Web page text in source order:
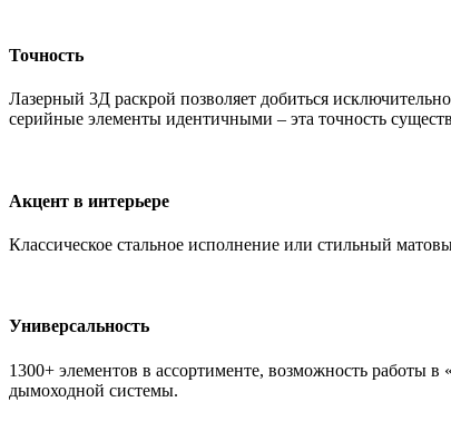
Точность
Лазерный 3Д раскрой позволяет добиться
серийные элементы идентичными – эта точность
Акцент в интерьере
Классическое стальное исполнение или стильный
Универсальность
1300+ элементов в ассортименте, возможность
дымоходной системы.